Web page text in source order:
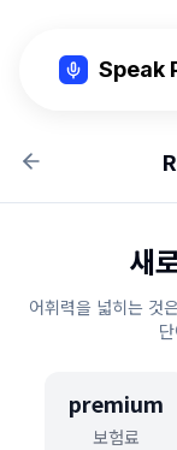
Speak
새
어휘력을 넓히는 것
premium
보험료